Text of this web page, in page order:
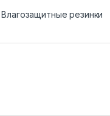
Влагозащитные резинки